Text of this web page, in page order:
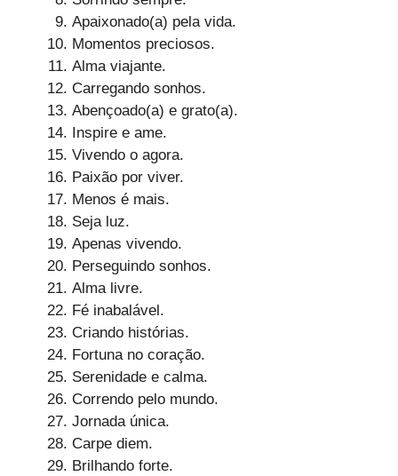
Apaixonado(a) pela vida.
Momentos preciosos.
Alma viajante.
Carregando sonhos.
Abençoado(a) e grato(a).
Inspire e ame.
Vivendo o agora.
Paixão por viver.
Menos é mais.
Seja luz.
Apenas vivendo.
Perseguindo sonhos.
Alma livre.
Fé inabalável.
Criando histórias.
Fortuna no coração.
Serenidade e calma.
Correndo pelo mundo.
Jornada única.
Carpe diem.
Brilhando forte.